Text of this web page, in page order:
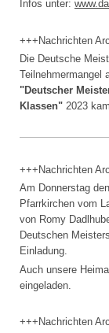
Infos unter:
+++Nachrichten
Die Deutsche
Teilnehmermangel
"Deutscher
Klassen" 2023
+++Nachrichten
Am Donnerstag
Pfarrkirchen vom
von Romy
Deutschen
Einladung.
Auch unsere
eingeladen.
+++Nachrichten